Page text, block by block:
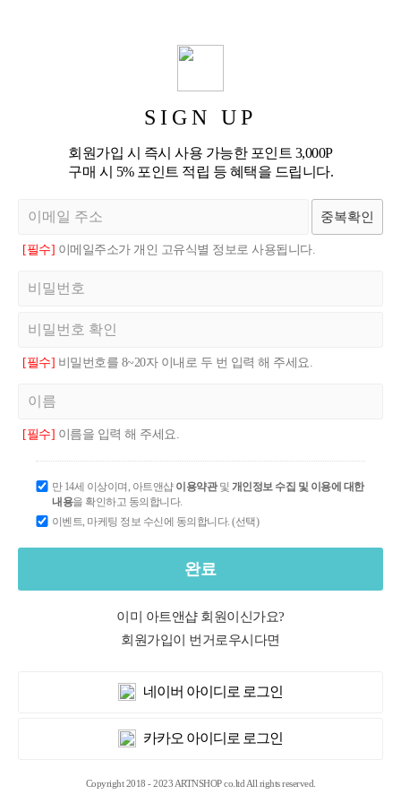
SIGN UP
회원가입 시 즉시 사용 가능한 포인트 3,000P
구매 시 5% 포인트 적립 등 혜택을 드립니다.
중복확인
[필수] 이메일주소가 개인 고유식별 정보로 사용됩니다.
[필수] 비밀번호를 8~20자 이내로 두 번 입력 해 주세요.
[필수] 이름을 입력 해 주세요.
만 14세 이상이며, 아트앤샵 이용약관및 개인정보 수집 및 이용에 대한
내용을 확인하고 동의합니다.
이벤트, 마케팅 정보 수신에 동의합니다. (선택)
완료
이미 아트앤샵 회원이신가요?
회원가입이 번거로우시다면
네이버 아이디로 로그인
카카오 아이디로 로그인
Copyright 2018 - 2023 ARTNSHOP co.ltd All rights reserved.